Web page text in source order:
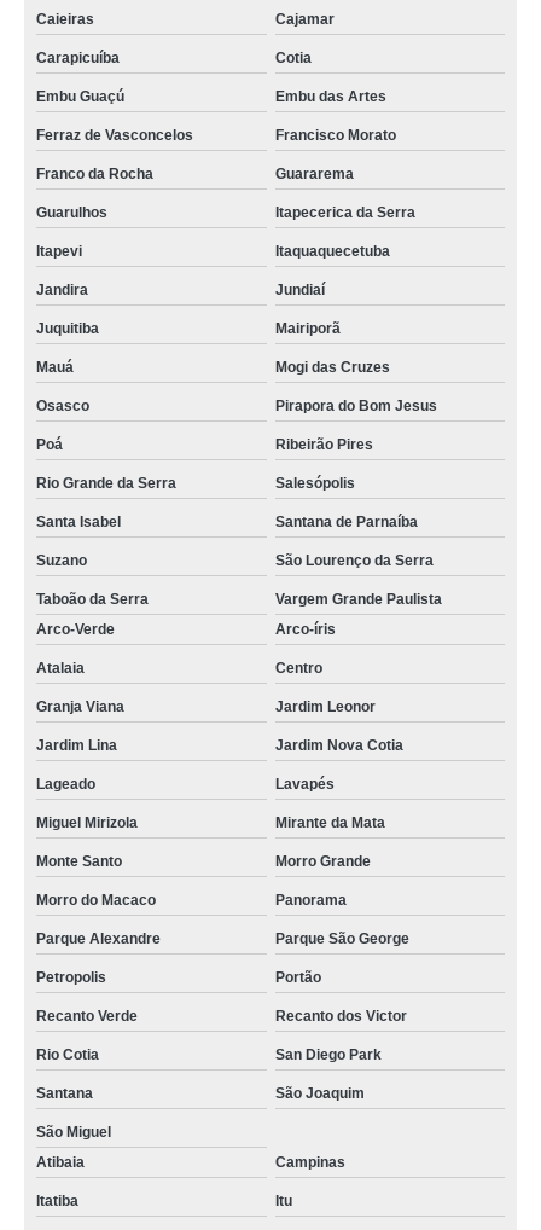
Caieiras Cajamar
Carapicuíba Cotia
Embu Guaçú Embu das Artes
Ferraz de Vasconcelos Francisco Morato
Franco da Rocha Guararema
Guarulhos Itapecerica da Serra
Itapevi Itaquaquecetuba
Jandira Jundiaí
Juquitiba Mairiporã
Mauá Mogi das Cruzes
Osasco Pirapora do Bom Jesus
Poá Ribeirão Pires
Rio Grande da Serra Salesópolis
Santa Isabel Santana de Parnaíba
Suzano São Lourenço da Serra
Taboão da Serra
Vargem Grande Paulista
Arco-Verde
Arco-íris
Atalaia Centro
Granja Viana Jardim Leonor
Jardim Lina Jardim Nova Cotia
Lageado Lavapés
Miguel Mirizola Mirante da Mata
Monte Santo Morro Grande
Morro do Macaco Panorama
Parque Alexandre Parque São George
Petropolis Portão
Recanto Verde Recanto dos Victor
Rio Cotia San Diego Park
Santana São Joaquim
São Miguel
Atibaia
Campinas
Itatiba Itu